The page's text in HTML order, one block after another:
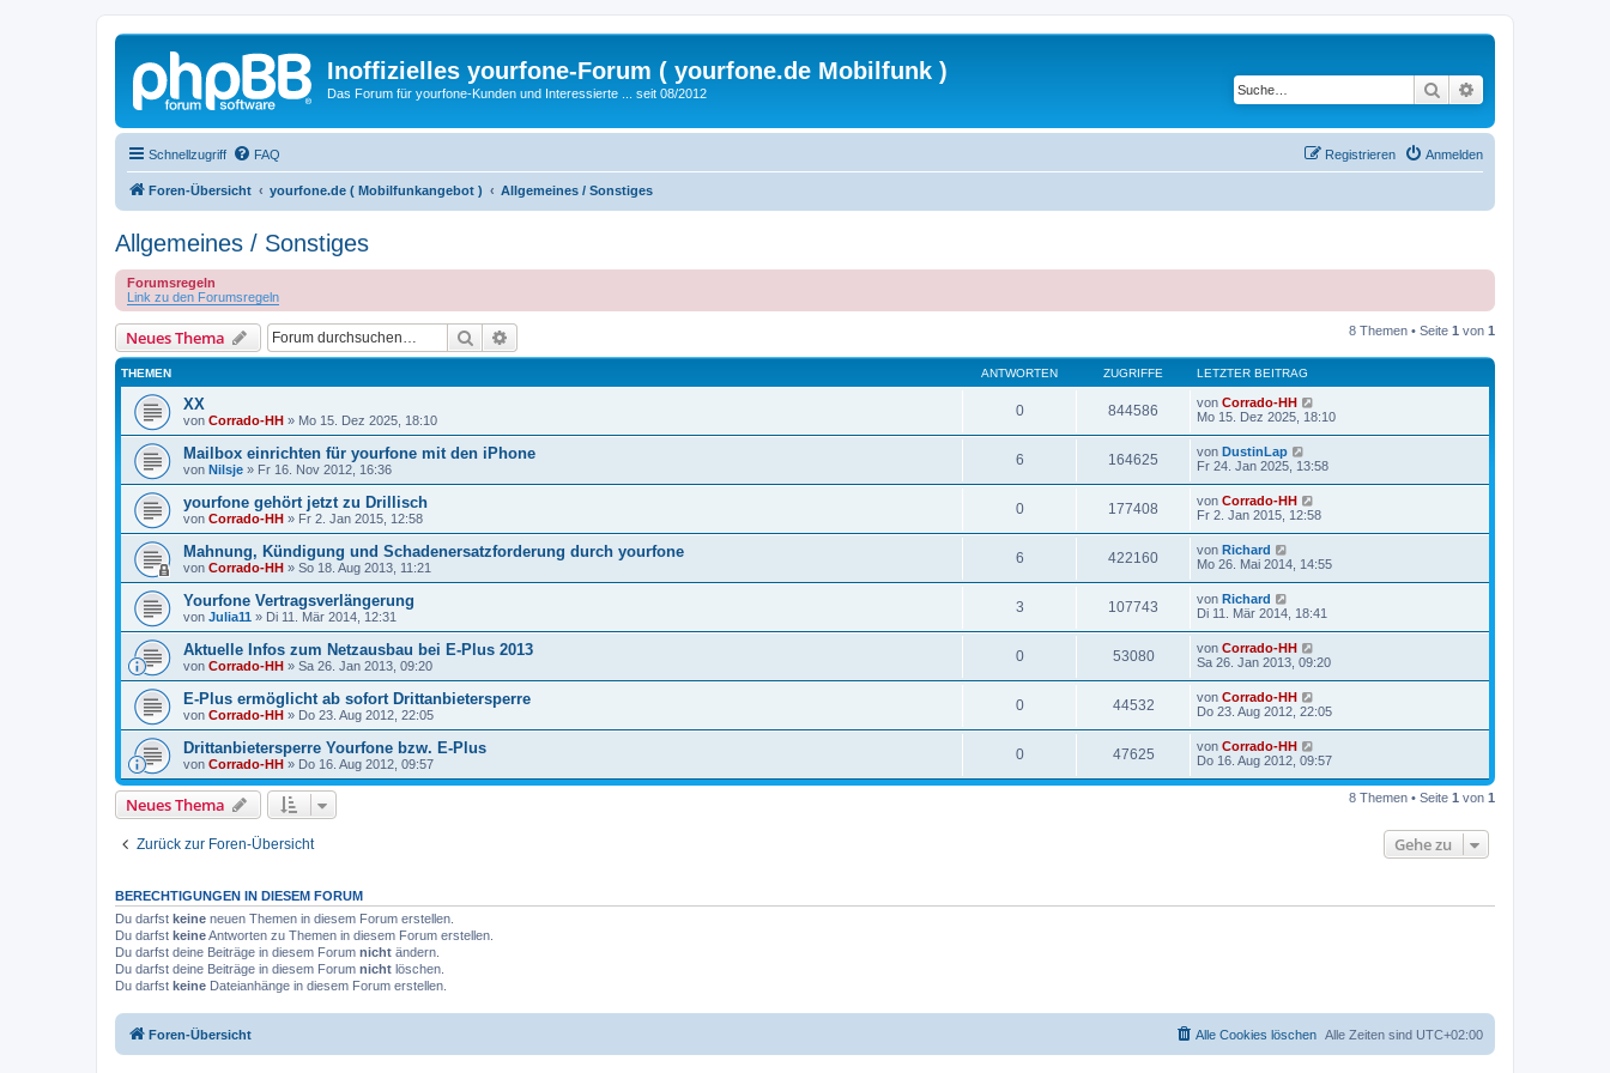
Inoffizielles yourfone-Forum ( yourfone.de Mobilfunk )
Das Forum für yourfone-Kunden und Interessierte ... seit 08/2012 Suche
Schnellzugriff FAQ Anmelden
Registrieren
Foren-Übersicht yourfone.de ( Mobilfunkangebot ) Allgemeines / Sonstiges
Allgemeines / Sonstiges
Forumsregeln
Link zu den Forumsregeln
Neues Thema Suche 8 Themen • Seite 1 von 1
THEMEN ANTWORTEN ZUGRIFFE LETZTER BEITRAG
XX
von Corrado-HH » Mo 15. Dez 2025, 18:10
0 844586 von Corrado-HH
Mo 15. Dez 2025, 18:10
Mailbox einrichten für yourfone mit den iPhone
von Nilsje » Fr 16. Nov 2012, 16:36
6 164625 von DustinLap
Fr 24. Jan 2025, 13:58
yourfone gehört jetzt zu Drillisch
von Corrado-HH » Fr 2. Jan 2015, 12:58
0 177408 von Corrado-HH
Fr 2. Jan 2015, 12:58
Mahnung, Kündigung und Schadenersatzforderung durch yourfone
von Corrado-HH » So 18. Aug 2013, 11:21
6 422160 von Richard
Mo 26. Mai 2014, 14:55
Yourfone Vertragsverlängerung
von Julia11 » Di 11. Mär 2014, 12:31
3 107743 von Richard
Di 11. Mär 2014, 18:41
Aktuelle Infos zum Netzausbau bei E-Plus 2013
von Corrado-HH » Sa 26. Jan 2013, 09:20
0 53080 von Corrado-HH
Sa 26. Jan 2013, 09:20
E-Plus ermöglicht ab sofort Drittanbietersperre
von Corrado-HH » Do 23. Aug 2012, 22:05
0 44532 von Corrado-HH
Do 23. Aug 2012, 22:05
Drittanbietersperre Yourfone bzw. E-Plus
von Corrado-HH » Do 16. Aug 2012, 09:57
0 47625 von Corrado-HH
Do 16. Aug 2012, 09:57
Neues Thema 8 Themen • Seite 1 von 1
Zurück zur Foren-Übersicht Gehe zu
BERECHTIGUNGEN IN DIESEM FORUM
Du darfst keine neuen Themen in diesem Forum erstellen.
Du darfst keineAntworten zu Themen in diesem Forum erstellen.
Du darfst deine Beiträge in diesem Forum nicht ändern.
Du darfst deine Beiträge in diesem Forum nicht löschen.
Du darfst keine Dateianhänge in diesem Forum erstellen.
Foren-Übersicht Alle Zeiten sind UTC+02:00
Alle Cookies löschen